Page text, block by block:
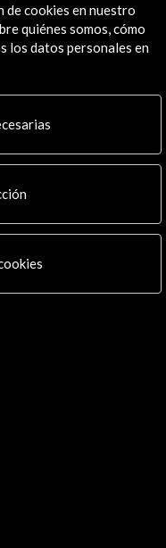
de cookies en nuestro
quiénes somos, cómo
los datos personales en